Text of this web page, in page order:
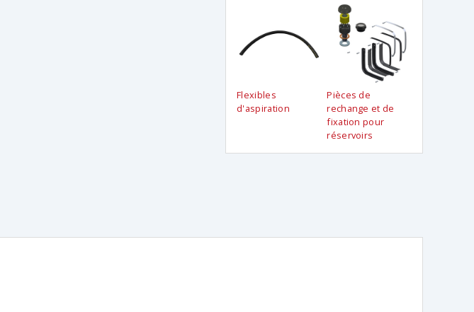
Flexibles
d'aspiration
Pièces de
rechange et de
fixation pour
réservoirs